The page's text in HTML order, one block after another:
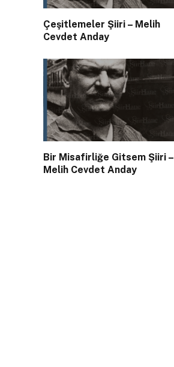
Çeşitlemeler Şiiri – Melih
Cevdet Anday
Bir Misafirliğe Gitsem Şiiri –
Melih Cevdet Anday